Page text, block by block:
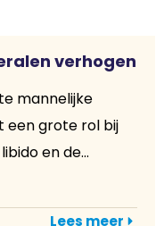
verhogen
mannelijke
een grote rol bij
en de...
Lees meer